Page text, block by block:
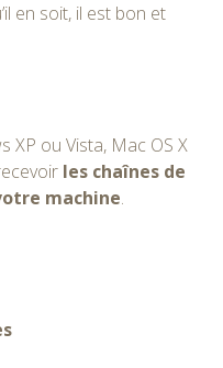
en soit, il est bon et
XP ou Vista, Mac OS X
les chaînes de
machine.